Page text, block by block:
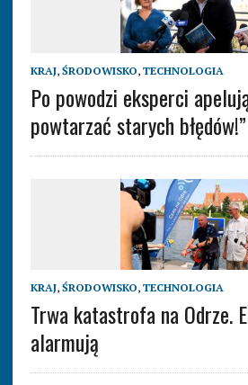
KRAJ, ŚRODOWISKO, TECHNOLOGIA
Po powodzi eksperci
powtarzać starych błędów!”
KRAJ, ŚRODOWISKO, TECHNOLOGIA
Trwa katastrofa na Odrze.
alarmują